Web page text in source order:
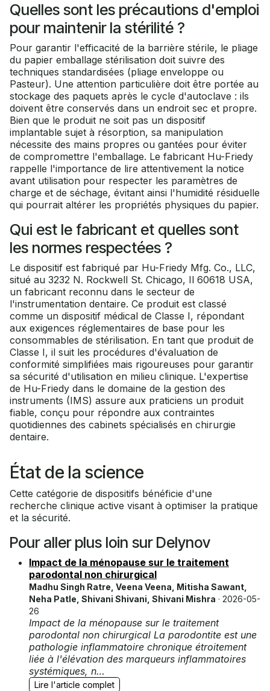
Quelles sont les précautions d'emploi
pour maintenir la stérilité ?
Pour garantir l'efficacité de la barrière stérile, le pliage
du papier emballage stérilisation doit suivre des
techniques standardisées (pliage enveloppe ou
Pasteur). Une attention particulière doit être portée au
stockage des paquets après le cycle d'autoclave : ils
doivent être conservés dans un endroit sec et propre.
Bien que le produit ne soit pas un dispositif
implantable sujet à résorption, sa manipulation
nécessite des mains propres ou gantées pour éviter
de compromettre l'emballage. Le fabricant Hu-Friedy
rappelle l'importance de lire attentivement la notice
avant utilisation pour respecter les paramètres de
charge et de séchage, évitant ainsi l'humidité résiduelle
qui pourrait altérer les propriétés physiques du papier.
Qui est le fabricant et quelles sont
les normes respectées ?
Le dispositif est fabriqué par Hu-Friedy Mfg. Co., LLC,
situé au 3232 N. Rockwell St. Chicago, Il 60618 USA,
un fabricant reconnu dans le secteur de
l'instrumentation dentaire. Ce produit est classé
comme un dispositif médical de Classe I, répondant
aux exigences réglementaires de base pour les
consommables de stérilisation. En tant que produit de
Classe I, il suit les procédures d'évaluation de
conformité simplifiées mais rigoureuses pour garantir
sa sécurité d'utilisation en milieu clinique. L'expertise
de Hu-Friedy dans le domaine de la gestion des
instruments (IMS) assure aux praticiens un produit
fiable, conçu pour répondre aux contraintes
quotidiennes des cabinets spécialisés en chirurgie
dentaire.
État de la science
Cette catégorie de dispositifs bénéficie d'une
recherche clinique active visant à optimiser la pratique
et la sécurité.
Pour aller plus loin sur Delynov
Impact de la ménopause sur le traitement
parodontal non chirurgical
Madhu Singh Ratre, Veena Veena, Mitisha Sawant,
Neha Patle, Shivani Shivani, Shivani Mishra · 2026-05-
26
Impact de la ménopause sur le traitement
parodontal non chirurgical La parodontite est une
pathologie inflammatoire chronique étroitement
liée à l'élévation des marqueurs inflammatoires
systémiques, n…
Lire l'article complet